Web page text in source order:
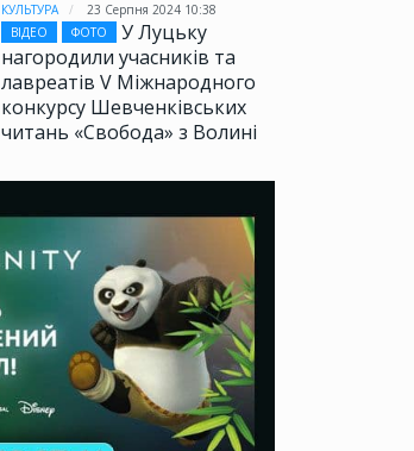
КУЛЬТУРА
23 Серпня 2024 10:38
ВІДЕО
ФОТО
У Луцьку
нагородили учасників та
лавреатів V Міжнародного
конкурсу Шевченківських
читань «Свобода» з Волині